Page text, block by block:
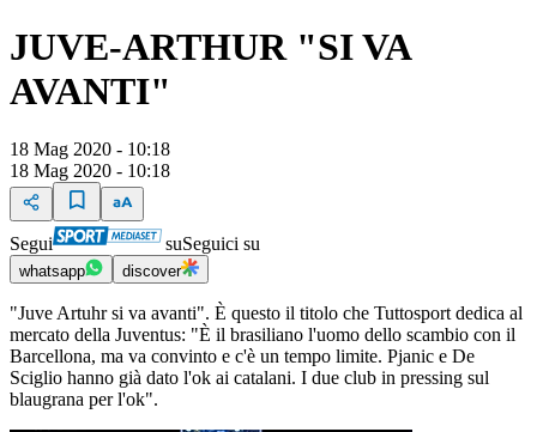
JUVE-ARTHUR "SI VA
AVANTI"
18 Mag 2020 - 10:18
18 Mag 2020 - 10:18
Segui suSeguici su
whatsapp discover
"Juve Artuhr si va avanti". È questo il titolo che Tuttosport dedica al
mercato della Juventus: "È il brasiliano l'uomo dello scambio con il
Barcellona, ma va convinto e c'è un tempo limite. Pjanic e De
Sciglio hanno già dato l'ok ai catalani. I due club in pressing sul
blaugrana per l'ok".